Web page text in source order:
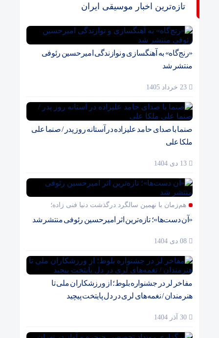
تازه‌ترین اخبار موسیقی ایران
«رنج‌گاه» به آهنگسازی و نوازندگی امیرحسین رئوفی
منتشر شد
صنما با صدای حامد علیزاده در آستانه روز پدر / صنما علی
ملکا علی
هم‌زمان با نهمین سالگرد درگذشت دنیا فنی زاده؛
«آن دست‌ها»؛ تازه‌ترین اثر امیرحسین رئوفی منتشر شد
مفاخر لر در جشنواره بلوط؛ از ورزشکاران ملی تا
هنرمندان / نغمه‌های لری در دل پایتخت پیچید